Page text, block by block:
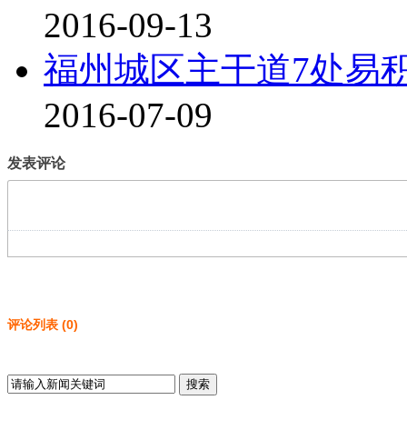
2016-09-13
福州城区主干道7处易
2016-07-09
发表评论
评论列表 (0)